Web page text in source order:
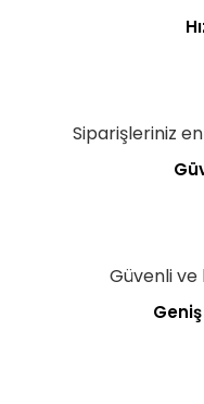
Siparişleriniz
Güvenli